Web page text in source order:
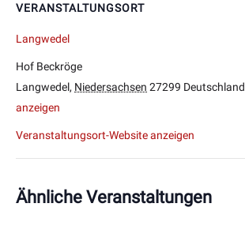
VERANSTALTUNGSORT
Langwedel
Hof Beckröge
Langwedel, Niedersachsen 27299 Deutschland
anzeigen
Veranstaltungsort-Website anzeigen
Ähnliche Veranstaltungen